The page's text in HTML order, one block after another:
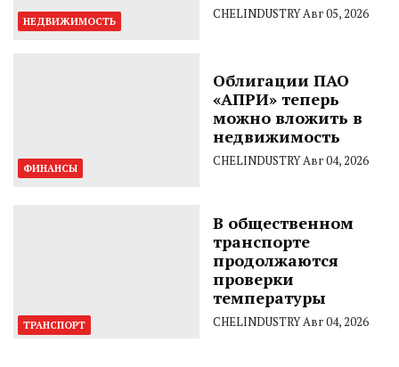
НЕДВИЖИМОСТЬ CHELINDUSTRYАвг 05, 2026
ФИНАНСЫ
Облигации ПАО
«АПРИ» теперь
можно вложить в
недвижимость
CHELINDUSTRYАвг 04, 2026
ТРАНСПОРТ
В общественном
транспорте
продолжаются
проверки
температуры
CHELINDUSTRYАвг 04, 2026